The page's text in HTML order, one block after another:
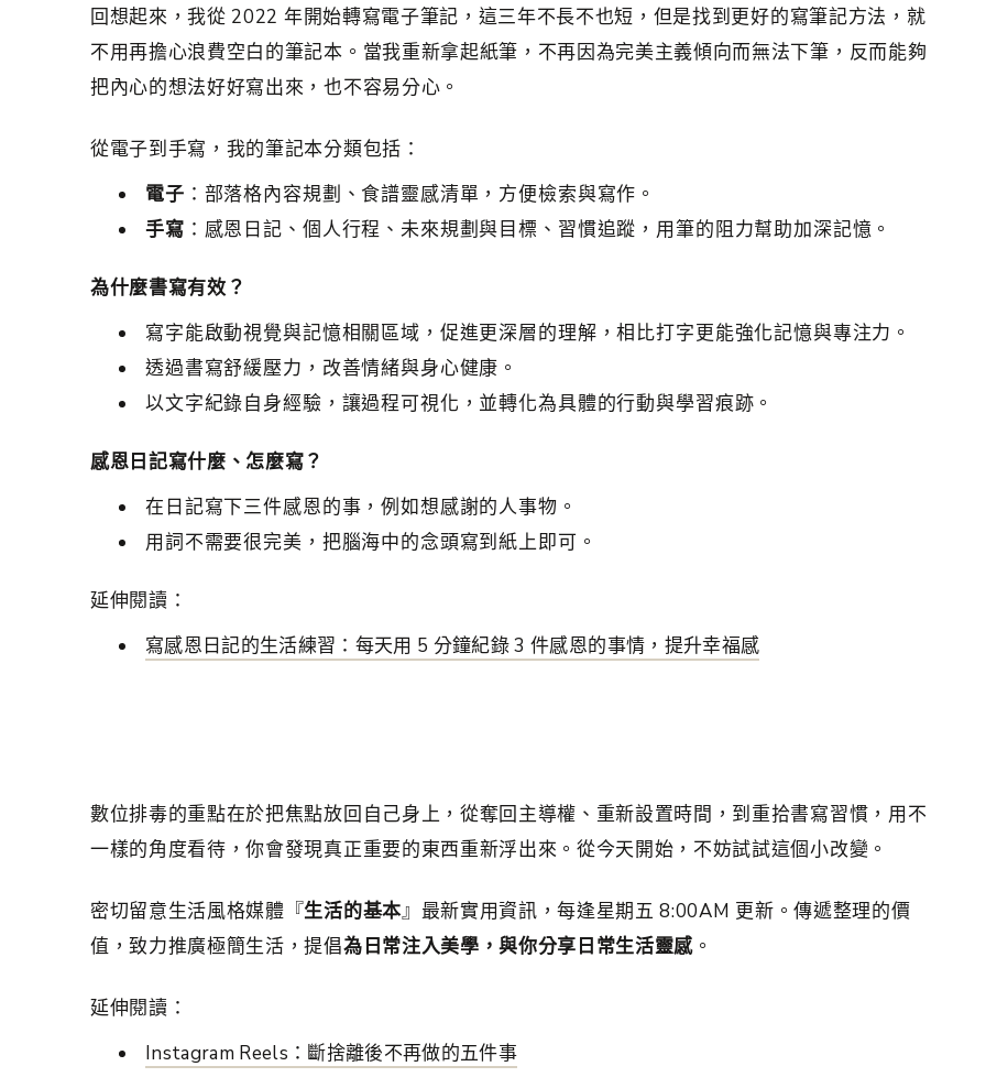
回想起來，我從 2022 年開始轉寫電子筆記，這三年不長不也短，但是找到更好的寫筆記方法，就
不用再擔心浪費空白的筆記本。當我重新拿起紙筆，不再因為完美主義傾向而無法下筆，反而能夠
把內心的想法好好寫出來，也不容易分心。
從電子到手寫，我的筆記本分類包括：
電子 ：部落格內容規劃、食譜靈感清單，方便檢索與寫作。
手寫 ：感恩日記、個人行程、未來規劃與目標、習慣追蹤，用筆的阻力幫助加深記憶。
為什麼書寫有效？
寫字能啟動視覺與記憶相關區域，促進更深層的理解，相比打字更能強化記憶與專注力。
透過書寫舒緩壓力，改善情緒與身心健康。
以文字紀錄自身經驗，讓過程可視化，並轉化為具體的行動與學習痕跡。
感恩日記寫什麼、怎麼寫？
在日記寫下三件感恩的事，例如想感謝的人事物。
用詞不需要很完美，把腦海中的念頭寫到紙上即可。
延伸閱讀：
寫感恩日記的生活練習：每天用 5 分鐘紀錄 3 件感恩的事情，提升幸福感
數位排毒的重點在於把焦點放回自己身上，從奪回主導權、重新設置時間，到重拾書寫習慣，用不
一樣的角度看待，你會發現真正重要的東西重新浮出來。從今天開始，不妨試試這個小改變。
密切留意生活風格媒體『生活的基本』最新實用資訊，每逢星期五 8:00AM 更新。傳遞整理的價
值，致力推廣極簡生活，提倡為日常注入美學，與你分享日常生活靈感 。
延伸閱讀：
Instagram Reels：斷捨離後不再做的五件事